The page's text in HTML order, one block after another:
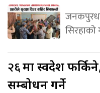
२६मा स्वदेश
सम्बोधन गर्ने